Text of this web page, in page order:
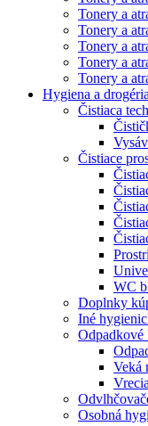
Tonery a
Tonery a
Tonery a
Tonery a
Tonery a
Hygiena a drogéria
Čistiaca
Čistiace
WC
Doplnky
Iné
Odpadkové
Veká
Osobná